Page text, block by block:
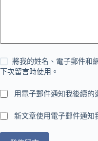
將我的姓名、電子郵件和
下次留言時使用。
用電子郵件通知我後續的
新文章使用電子郵件通知